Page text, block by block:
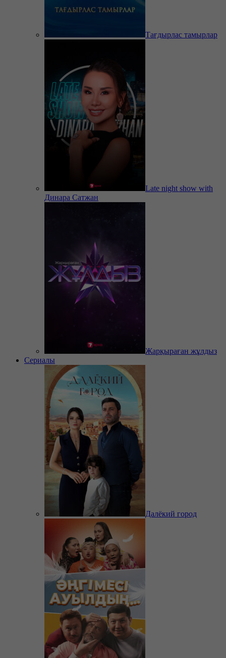
Тағдырлас тамырлар
Late night show with
Динара Сатжан
Жарқыраған жұлдыз
Сериалы
Далёкий город